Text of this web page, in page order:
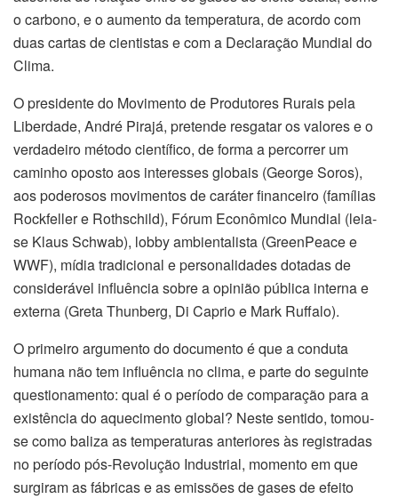
o carbono, e o aumento da temperatura, de acordo com
duas cartas de cientistas e com a Declaração Mundial do
Clima.
O presidente do Movimento de Produtores Rurais pela
Liberdade, André Pirajá, pretende resgatar os valores e o
verdadeiro método científico, de forma a percorrer um
caminho oposto aos interesses globais (George Soros),
aos poderosos movimentos de caráter financeiro (famílias
Rockfeller e Rothschild), Fórum Econômico Mundial (leia-
se Klaus Schwab), lobby ambientalista (GreenPeace e
WWF), mídia tradicional e personalidades dotadas de
considerável influência sobre a opinião pública interna e
externa (Greta Thunberg, Di Caprio e Mark Ruffalo).
O primeiro argumento do documento é que a conduta
humana não tem influência no clima, e parte do seguinte
questionamento: qual é o período de comparação para a
existência do aquecimento global? Neste sentido, tomou-
se como baliza as temperaturas anteriores às registradas
no período pós-Revolução Industrial, momento em que
surgiram as fábricas e as emissões de gases de efeito